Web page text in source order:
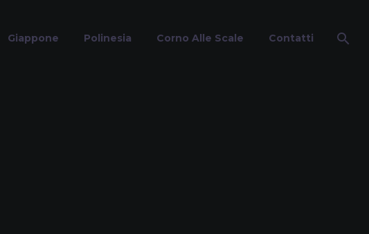
Giappone Polinesia Corno Alle Scale Contatti